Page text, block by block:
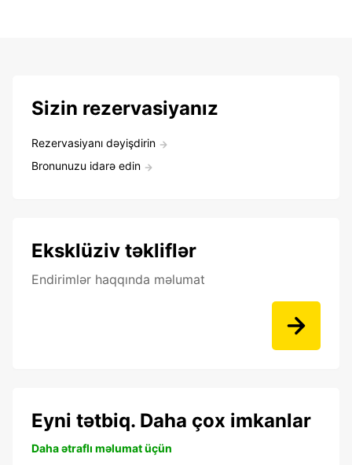
Sizin rezervasiyanız
Rezervasiyanı dəyişdirin
Bronunuzu idarə edin
Eksklüziv təkliflər
Endirimlər haqqında məlumat
Eyni tətbiq. Daha çox imkanlar
Daha ətraflı məlumat üçün